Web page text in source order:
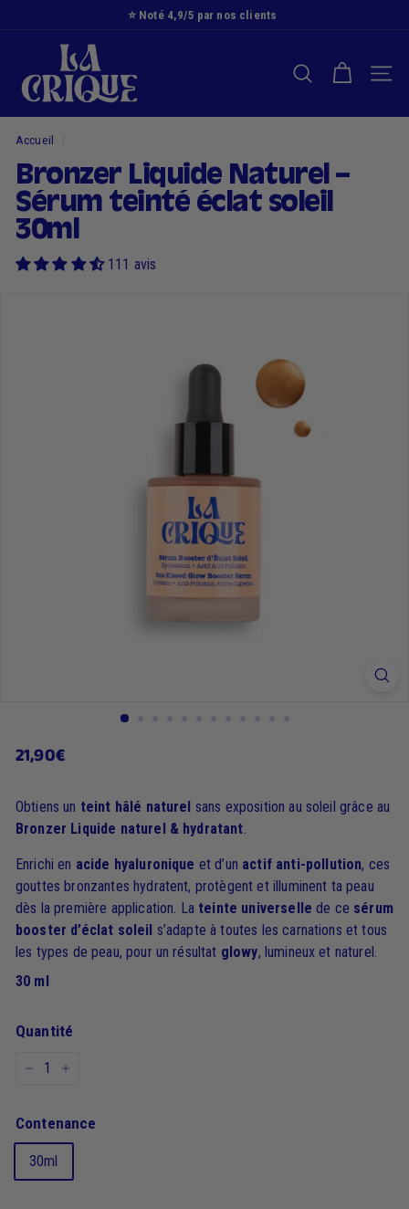
⭐️ Noté 4,9/5 par nos clients
a
C
r
i
q
u
e
RECHERCHER
Accueil
Bronzer Liquide Naturel –
Sérum teinté éclat soleil
30ml
111 avis
Prix
21,90€21,90€
Obtiens un teint hâlé naturel sans exposition au soleil grâce au
Bronzer Liquide naturel & hydratant.
Enrichi en acide hyaluronique et d’un actif anti-pollution, ces
gouttes bronzantes hydratent, protègent et illuminent ta peau
dès la première application. La teinte universelle de ce sérum
booster d’éclat soleil s’adapte à toutes les carnations et tous
les types de peau, pour un résultat glowy, lumineux et naturel.
30 ml
Quantité
Contenance
30ml